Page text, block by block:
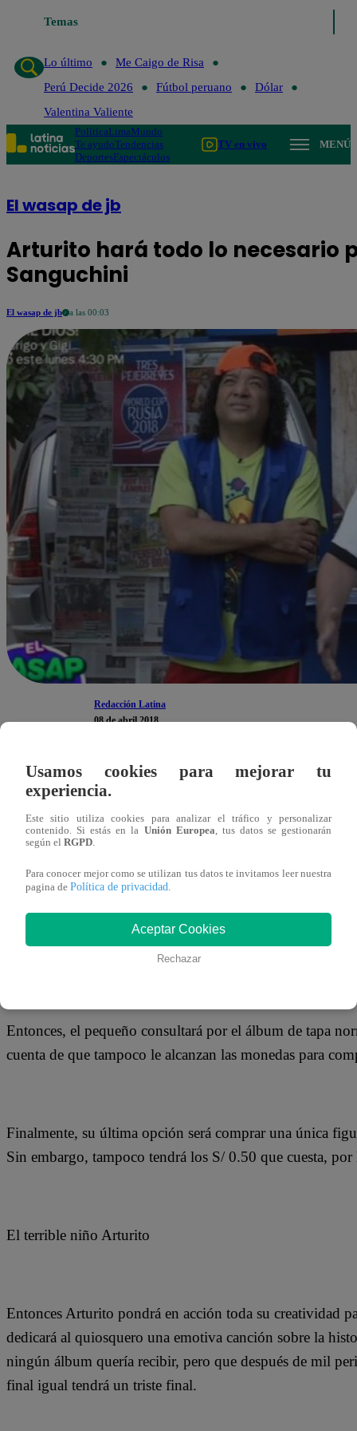
Temas
Lo último
Me Caigo de Risa
Perú Decide 2026
Fútbol peruano
Dólar
Valentina Valiente
PolíticaLimaMundo
Te ayudoTendencias
DeportesEspectáculos
TV en vivo MENÚ
El wasap de jb
Arturito hará todo lo necesario
Sanguchini
El wasap de jb a las 00:03
Redacción Latina
08 de abril 2018
En el quiosco de una esquina de Lima los hinchas se
respectivas figuritas. Muchos llegarán, pero solo uno
figuritas.
Sanguchini. Al consultar por el álbum de tapa dura,
que no le alcanza el dinero para adquirirlo.
Entonces, el pequeño consultará por el álbum de tapa
cuenta de que tampoco le alcanzan las monedas para
Finalmente, su última opción será comprar una única
Sin embargo, tampoco tendrá los S/ 0.50 que cuesta,
El terrible niño Arturito
Entonces Arturito pondrá en acción toda su creatividad
dedicará al quiosquero una emotiva canción sobre la
ningún álbum quería recibir, pero que después de mil
final igual tendrá un triste final.
Usamos cookies para mejorar tu
experiencia.
Este sitio utiliza cookies para analizar el tráfico y personalizar
contenido. Si estás en la Unión Europea , tus datos se gestionarán
según el RGPD
Para conocer mejor como se utilizan tus datos te invitamos leer nuestra
pagina de Política de privacidad
Aceptar Cookies
Rechazar